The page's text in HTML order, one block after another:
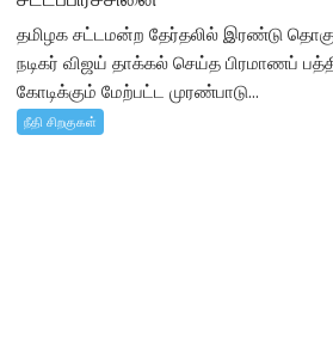
தமிழக சட்டமன்ற தேர்தலில் இரண்டு
நடிகர் விஜய் தாக்கல் செய்த பிரமாணப்
கோடிக்கும் மேற்பட்ட முரண்பாடு...
நீதி சிறகுகள்